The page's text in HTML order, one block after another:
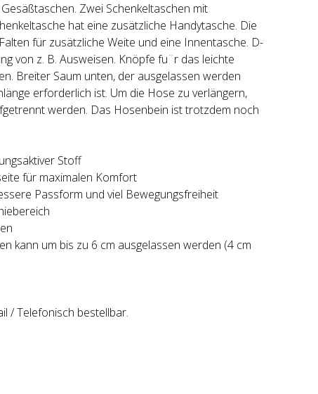
Zwei Schenkeltaschen mit
hat eine zusätzliche Handytasche. Die
für zusätzliche Weite und eine Innentasche. D-
von z. B. Ausweisen. Knöpfe fu¨r das leichte
Breiter Saum unten, der ausgelassen werden
erforderlich ist. Um die Hose zu verlängern,
werden. Das Hosenbein ist trotzdem noch
Stoff
für maximalen Komfort
Passform und viel Bewegungsfreiheit
kann um bis zu 6 cm ausgelassen werden (4 cm
/ Telefonisch bestellbar.